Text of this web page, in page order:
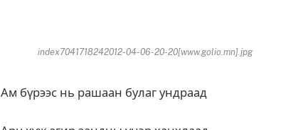
index7041718242012-04-06-20-20[www.golio.mn].jpg
Ам бүрээс нь рашаан булаг ундраад